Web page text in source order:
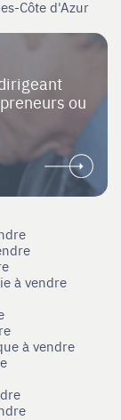
Côte d'Azur
ou
à vendre
à vendre